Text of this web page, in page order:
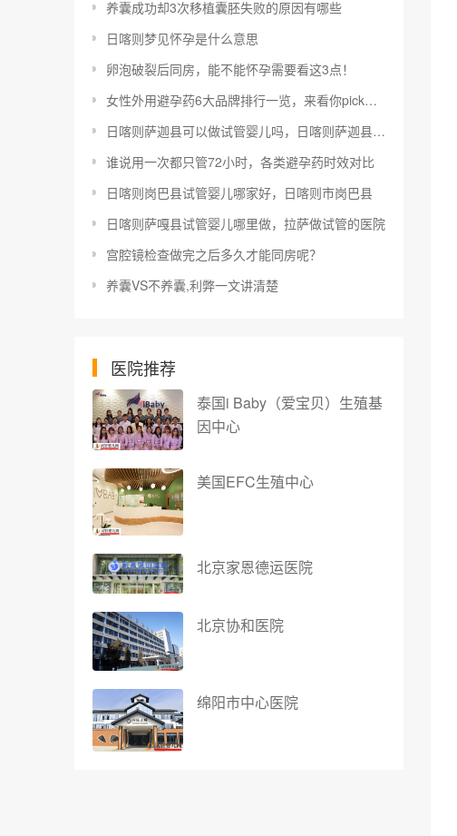
养囊成功却3次移植囊胚失败的原因有哪些
日喀则梦见怀孕是什么意思
卵泡破裂后同房，能不能怀孕需要看这3点！
女性外用避孕药6大品牌排行一览，来看你pick哪些
日喀则萨迦县可以做试管婴儿吗，日喀则萨迦县可以做试管婴儿吗多少钱
谁说用一次都只管72小时，各类避孕药时效对比
日喀则岗巴县试管婴儿哪家好，日喀则市岗巴县
日喀则萨嘎县试管婴儿哪里做，拉萨做试管的医院
宫腔镜检查做完之后多久才能同房呢？
养囊VS不养囊,利弊一文讲清楚
医院推荐
泰国i Baby（爱宝贝）生殖基
因中心
美国EFC生殖中心
北京家恩德运医院
北京协和医院
绵阳市中心医院